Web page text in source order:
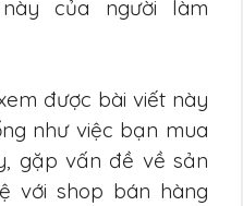
của người làm
được bài viết này
như việc bạn mua
gặp vấn đề về sản
với shop bán hàng